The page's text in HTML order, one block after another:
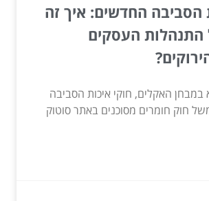
הסביבה החדשים: איך זה
העסקים
האקלים, חוקי איכות הסביבה
חוק חומרים מסוכנים באתר סוטוק